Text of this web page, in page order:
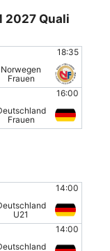
2027 Quali
18:35
Norwegen
Frauen
16:00
Frauen
14:00
U21
14:00